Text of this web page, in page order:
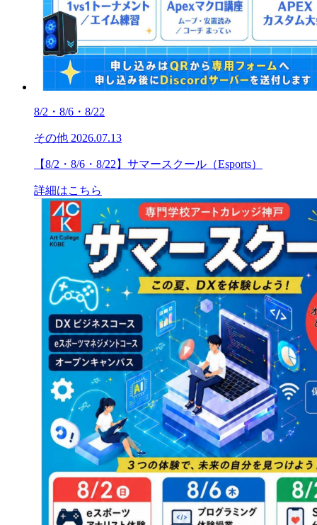
8/2・8/6・8/22
その他 2026.07.13
【8/2・8/6・8/22】サマースクール（Esports）
詳細はこちら